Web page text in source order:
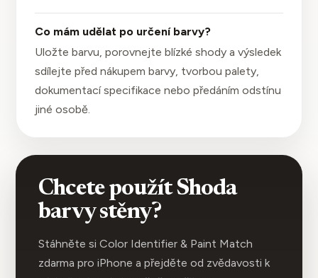
Co mám udělat po určení barvy?
Uložte barvu, porovnejte blízké shody a výsledek
sdílejte před nákupem barvy, tvorbou palety,
dokumentací specifikace nebo předáním odstínu
jiné osobě.
Chcete použít Shoda
barvy stěny?
Stáhněte si Color Identifier & Paint Match
zdarma pro iPhone a přejděte od zvědavosti k